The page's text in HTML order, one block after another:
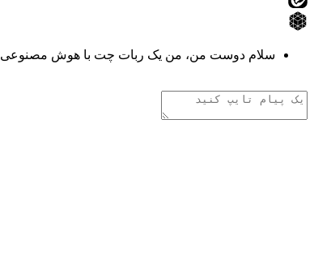
سلام دوست من، من یک ربات چت با هوش مصنوعی GPT هستم. هر چیزی دوست داری از من بپرس!